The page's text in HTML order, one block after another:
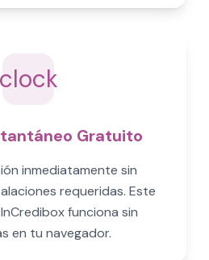
clock
Gratuito
inmediatamente sin
requeridas. Este
funciona sin
en tu navegador.